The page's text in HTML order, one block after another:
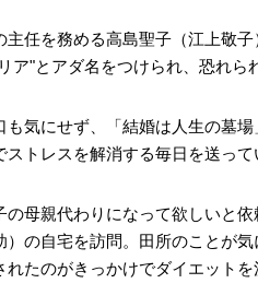
主任を務める高島聖子（江上敬
ア"とアダ名をつけられ、恐れら
も気にせず、「結婚は人生の墓
トレスを解消する毎日を送って
の母親代わりになって欲しいと
）の自宅を訪問。田所のことが
れたのがきっかけでダイエット